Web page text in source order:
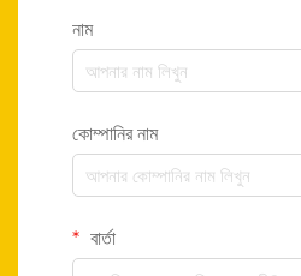
নাম
কোম্পানির নাম
বার্তা